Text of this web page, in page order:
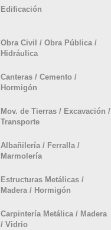
Edificación
Obra Civil / Obra Pública /
Hidráulica
Canteras / Cemento /
Hormigón
Mov. de Tierras / Excavación /
Transporte
Albañilería / Ferralla /
Marmolería
Estructuras Metálicas /
Madera / Hormigón
Carpintería Metálica / Madera
/ Vidrio